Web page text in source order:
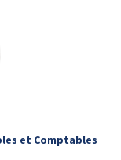
et Comptables